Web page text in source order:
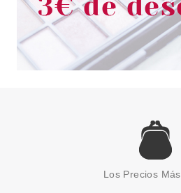
CATRICE
CATRICE MELT &
BALSAMO
MORE
Los Precios